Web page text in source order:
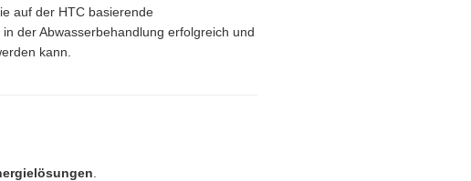
auf der HTC basierende
der Abwasserbehandlung erfolgreich und
kann.